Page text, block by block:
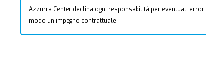
Azzurra Center declina ogni responsabilità per eventuali
modo un impegno contrattuale.